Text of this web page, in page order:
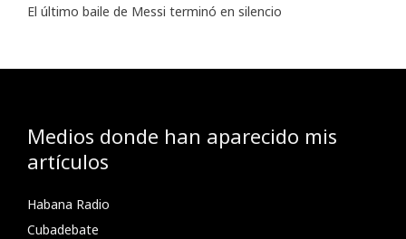
El último baile de Messi terminó en silencio
Medios donde han aparecido mis
artículos
Habana Radio
Cubadebate